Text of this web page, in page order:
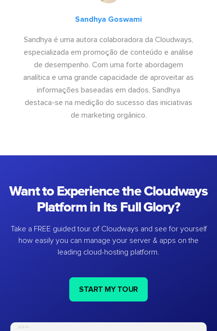
Sandhya Goswami
Sandhya é uma autora colaboradora da Cloudways,
especializada em promoção de conteúdo e análise
de desempenho. Com uma forte abordagem
analítica e uma grande capacidade de aproveitar as
informações baseadas em dados, Sandhya
destaca-se na medição do sucesso das iniciativas
de marketing orgânico.
Want to Experience the Cloudways
Platform in Its Full Glory?
Take a FREE guided tour of Cloudways and see for yourself
how easily you can manage your server & apps on the
leading cloud-hosting platform.
START MY TOUR